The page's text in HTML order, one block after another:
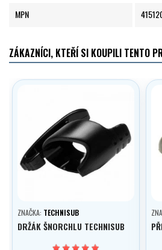
MPN
ZÁKAZNÍCI, KTEŘÍ SI KOUPILI TENTO
ZNAČKA: TECHNISUB
DRŽÁK ŠNORCHLU TECHNISUB